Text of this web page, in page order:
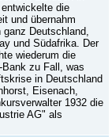
die
und übernahm
ganz Deutschland,
und Südafrika. Der
wiederum die
Bank zu Fall, was
in Deutschland
Eisenach,
1932 die
AG" als